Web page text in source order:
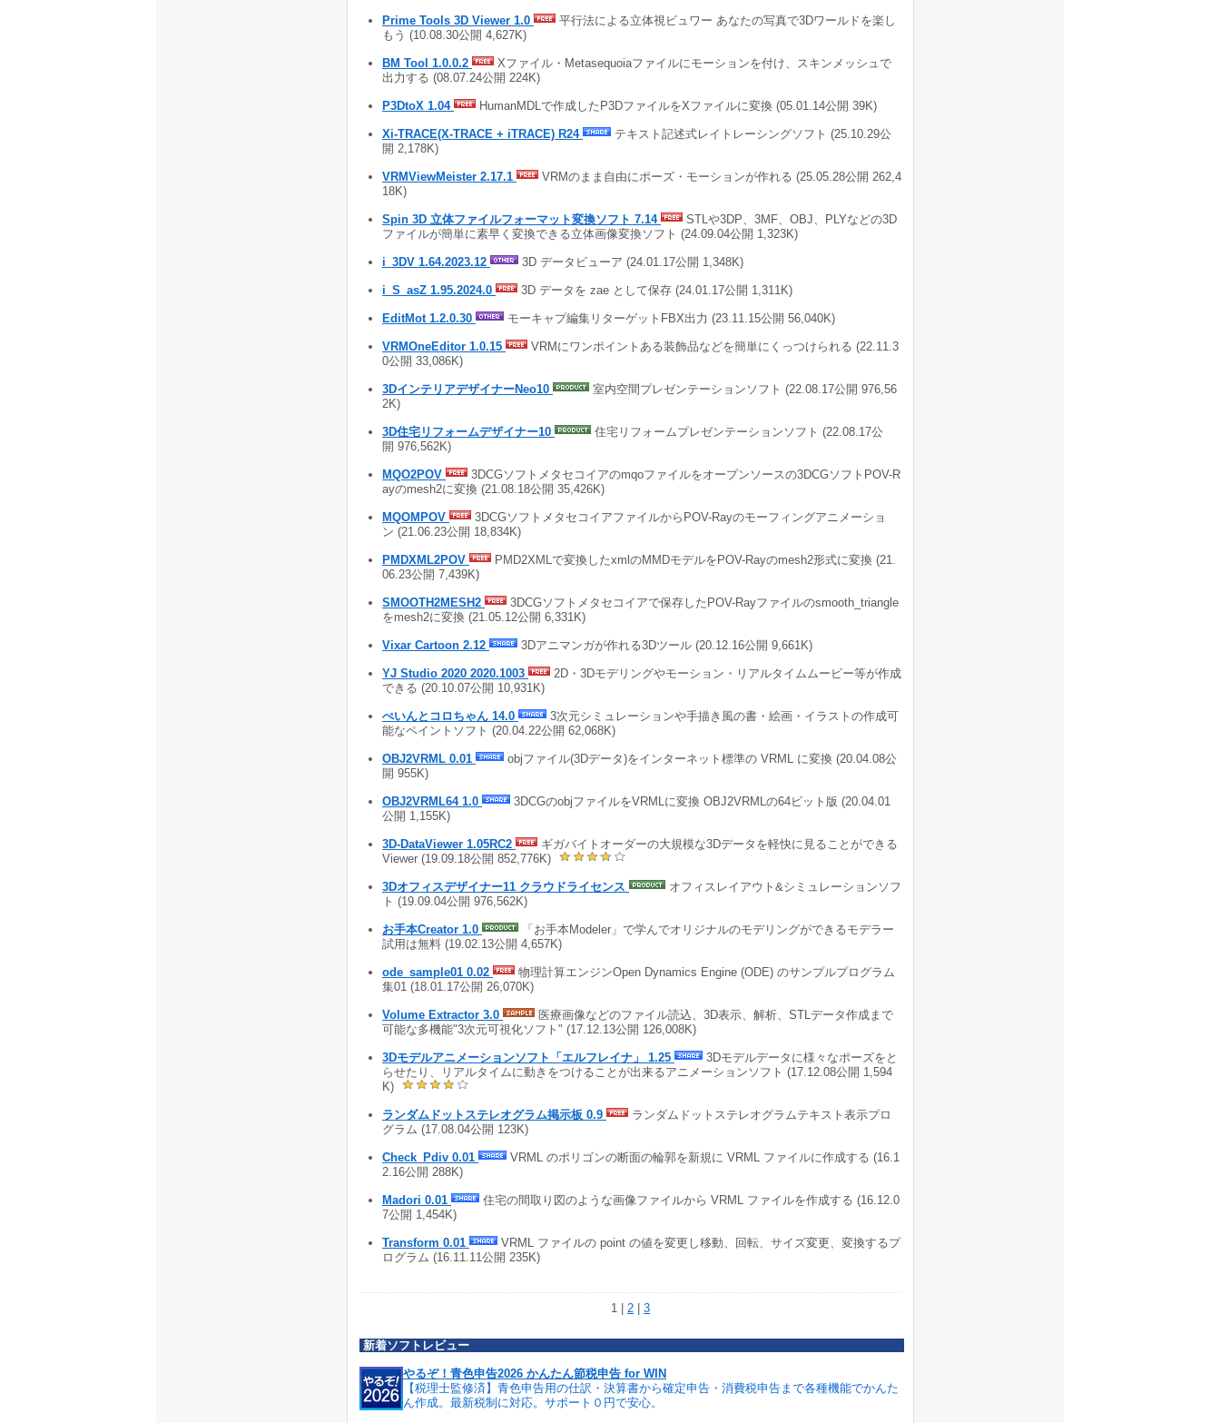
Prime Tools 3D Viewer 1.0
平行法による立体視ビュワー あなたの写真で3Dワールドを楽し
もう (10.08.30公開 4,627K)
BM Tool 1.0.0.2
Xファイル・Metasequoiaファイルにモーションを付け、スキンメッシュで
出力する (08.07.24公開 224K)
P3DtoX 1.04 HumanMDLで作成したP3DファイルをXファイルに変換 (05.01.14公開 39K)
Xi-TRACE(X-TRACE + iTRACE) R24
テキスト記述式レイトレーシングソフト (25.10.29公
開 2,178K)
VRMViewMeister 2.17.1
VRMのまま自由にポーズ・モーションが作れる (25.05.28公開 262,4
18K)
Spin 3D 立体ファイルフォーマット変換ソフト 7.14
STLや3DP、3MF、OBJ、PLYなどの3D
ファイルが簡単に素早く変換できる立体画像変換ソフト (24.09.04公開 1,323K)
i_3DV 1.64.2023.12 3D データビューア (24.01.17公開 1,348K)
i_S_asZ 1.95.2024.0 3D データを zae として保存 (24.01.17公開 1,311K)
EditMot 1.2.0.30 モーキャプ編集リターゲットFBX出力 (23.11.15公開 56,040K)
VRMOneEditor 1.0.15
VRMにワンポイントある装飾品などを簡単にくっつけられる (22.11.3
0公開 33,086K)
3DインテリアデザイナーNeo10
室内空間プレゼンテーションソフト (22.08.17公開 976,56
2K)
3D住宅リフォームデザイナー10
住宅リフォームプレゼンテーションソフト (22.08.17公
開 976,562K)
MQO2POV
3DCGソフトメタセコイアのmqoファイルをオープンソースの3DCGソフトPOV-R
ayのmesh2に変換 (21.08.18公開 35,426K)
MQOMPOV
3DCGソフトメタセコイアファイルからPOV-Rayのモーフィングアニメーショ
ン (21.06.23公開 18,834K)
PMDXML2POV
PMD2XMLで変換したxmlのMMDモデルをPOV-Rayのmesh2形式に変換 (21.
06.23公開 7,439K)
SMOOTH2MESH2
3DCGソフトメタセコイアで保存したPOV-Rayファイルのsmooth_triangle
をmesh2に変換 (21.05.12公開 6,331K)
Vixar Cartoon 2.12 3Dアニマンガが作れる3Dツール (20.12.16公開 9,661K)
YJ Studio 2020 2020.1003
2D・3Dモデリングやモーション・リアルタイムムービー等が作成
できる (20.10.07公開 10,931K)
ぺいんとコロちゃん 14.0
3次元シミュレーションや手描き風の書・絵画・イラストの作成可
能なペイントソフト (20.04.22公開 62,068K)
OBJ2VRML 0.01
objファイル(3Dデータ)をインターネット標準の VRML に変換 (20.04.08公
開 955K)
OBJ2VRML64 1.0
3DCGのobjファイルをVRMLに変換 OBJ2VRMLの64ビット版 (20.04.01
公開 1,155K)
3D-DataViewer 1.05RC2
ギガバイトオーダーの大規模な3Dデータを軽快に見ることができる
Viewer (19.09.18公開 852,776K)
3Dオフィスデザイナー11 クラウドライセンス
オフィスレイアウト&シミュレーションソフ
ト (19.09.04公開 976,562K)
お手本Creator 1.0
「お手本Modeler」で学んでオリジナルのモデリングができるモデラー
試用は無料 (19.02.13公開 4,657K)
ode_sample01 0.02
物理計算エンジンOpen Dynamics Engine (ODE) のサンプルプログラム
集01 (18.01.17公開 26,070K)
Volume Extractor 3.0
医療画像などのファイル読込、3D表示、解析、STLデータ作成まで
可能な多機能"3次元可視化ソフト" (17.12.13公開 126,008K)
3Dモデルアニメーションソフト「エルフレイナ」 1.25
3Dモデルデータに様々なポーズをと
らせたり、リアルタイムに動きをつけることが出来るアニメーションソフト (17.12.08公開 1,594
K)
ランダムドットステレオグラム掲示板 0.9
ランダムドットステレオグラムテキスト表示プロ
グラム (17.08.04公開 123K)
Check_Pdiv 0.01
VRML のポリゴンの断面の輪郭を新規に VRML ファイルに作成する (16.1
2.16公開 288K)
Madori 0.01
住宅の間取り図のような画像ファイルから VRML ファイルを作成する (16.12.0
7公開 1,454K)
Transform 0.01
VRML ファイルの point の値を変更し移動、回転、サイズ変更、変換するプ
ログラム (16.11.11公開 235K)
1 | 2 | 3
新着ソフトレビュー
やるぞ！青色申告2026 かんたん節税申告 for WIN
【税理士監修済】青色申告用の仕訳・決算書から確定申告・消費税申告まで各種機能でかんた
ん作成。最新税制に対応。サポート０円で安心。